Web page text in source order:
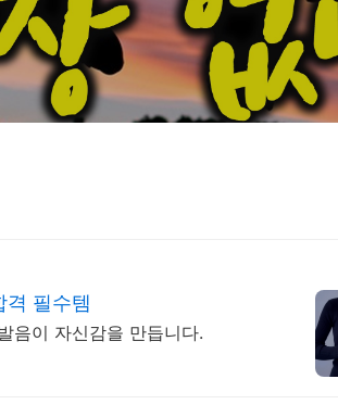
격 필수템
음이 자신감을 만듭니다.